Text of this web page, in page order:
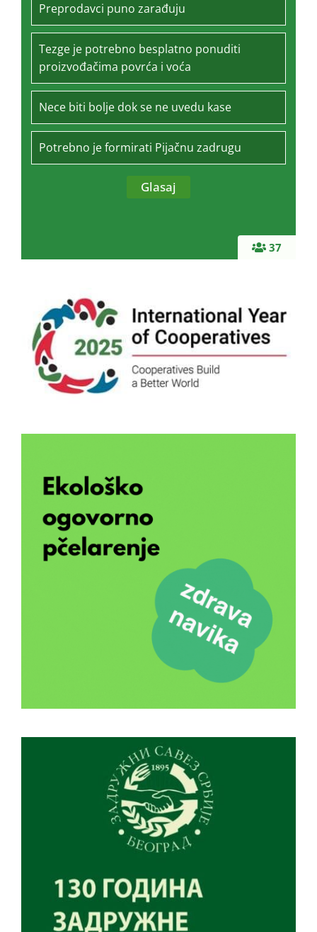
37
Preprodavci puno zarađuju
Tezge je potrebno besplatno ponuditi
proizvođačima povrća i voća
Nece biti bolje dok se ne uvedu kase
Potrebno je formirati Pijačnu zadrugu